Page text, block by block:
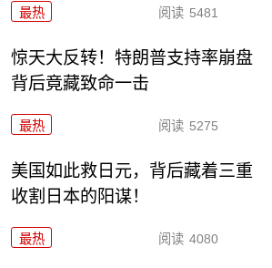
最热 阅读 5481
惊天大反转！特朗普支持率崩盘
背后竟藏致命一击
最热 阅读 5275
美国如此救日元，背后藏着三重
收割日本的阳谋！
最热 阅读 4080